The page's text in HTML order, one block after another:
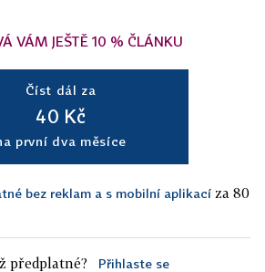
VÁM JEŠTĚ 10 % ČLÁNKU
Číst dál za
40 Kč
první dva měsíce
bez reklam a s mobilní aplikací za 80
předplatné? Přihlaste se